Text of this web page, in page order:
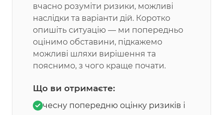
вчасно розуміти ризики, можливі
наслідки та варіанти дій. Коротко
опишіть ситуацію — ми попередньо
оцінимо обставини, підкажемо
можливі шляхи вирішення та
пояснимо, з чого краще почати.
Що ви отримаєте:
чесну попередню оцінку ризиків і